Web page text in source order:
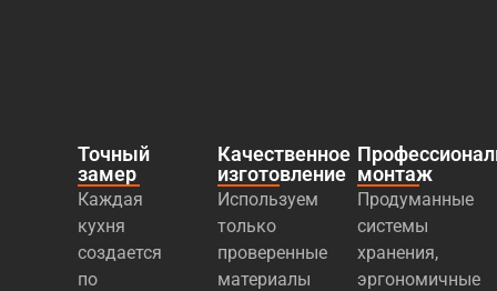
Точный
замер
Каждая
кухня
создается
по
Качественное
изготовление
Используем
только
проверенные
материалы
монтаж
Продуманные
системы
хранения,
эргономичные